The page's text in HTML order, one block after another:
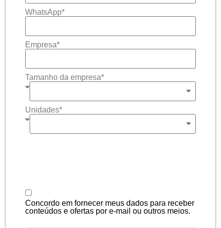
WhatsApp*
Empresa*
Tamanho da empresa*
Unidades*
Concordo em fornecer meus dados para receber
conteúdos e ofertas por e-mail ou outros meios.